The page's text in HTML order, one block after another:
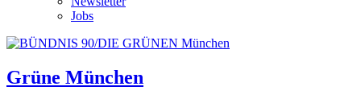
Jobs
Grüne München